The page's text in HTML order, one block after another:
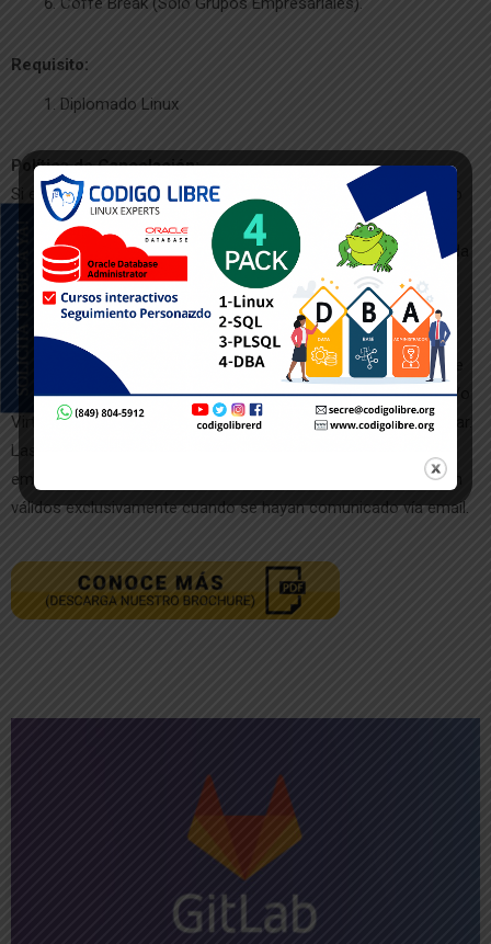
Requisito:
Diplomado Linux
Política de Cancelación:
Si el alumno no puede asistir al curso, la cancelación del curso
debe ser comunicada a través del Correo Electrónico a
(secre@codigolibre.org) Esta comunicación debe ser notificada
hasta 10 (diez) días hábiles antes del iniciar del curso, usted,
podrá percibir el reintegro del valor pagado, menos el 25% en
concepto de gastos administrativos. Pasado este periodo,
perderá el derecho a reintegro alguno, pero tendrá la opción de
llevar cualquier otro curso en nuestra plataforma presencial y/o
Virtual ó designar a otro profesional para que asista en su lugar.
Las sustituciones deberán ser notificadas por escrito o vía
email. tener en cuenta que los descuentos que se otorgan son
válidos exclusivamente cuando se hayan comunicado vía email.
SOLICITA TU BECA YA!